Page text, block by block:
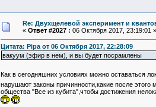
Re: Двухщелевой эксперимент и
« Ответ #2027 : 06 Октября 2017, 23:19:01 »
Цитата: Pipa от 06 Октября 2017, 22:28:09
вакуум (эфир в нем), и вы будет посрамлены
Как в сегодняшних условиях можно оставаться
нарушают законы причинности,какие после
общества "Все из кубита",чтобы достижения